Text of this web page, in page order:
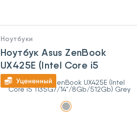
Ноутбуки
Ноутбук Asus ZenBook
UX425E (Intel Core i5
1135G7/14"/8Gb/512Gb)
Grey